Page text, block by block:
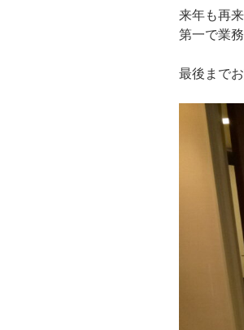
来年も再
第一で業
最後まで